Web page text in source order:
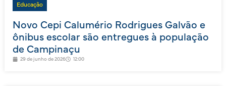
Educação
Novo Cepi Calumério Rodrigues Galvão e
ônibus escolar são entregues à população
de Campinaçu
29 de junho de 2026 12:00